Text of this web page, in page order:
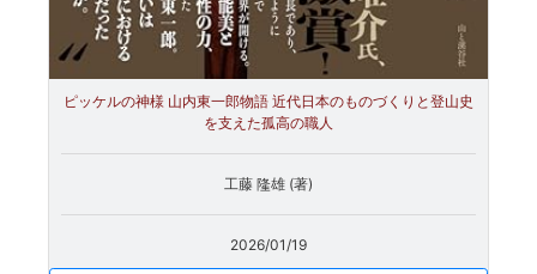
ピッケルの神様 山内東一郎物語 近代日本のものづくりと登山史
を支えた孤高の職人
工藤 隆雄 (著)
2026/01/19